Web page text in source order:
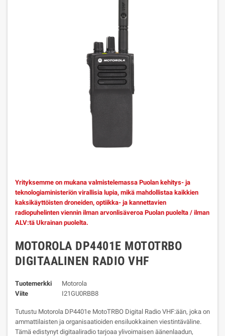
Yrityksemme on mukana valmistelemassa Puolan kehitys- ja
teknologiaministeriön virallisia lupia, mikä mahdollistaa kaikkien
kaksikäyttöisten droneiden, optiikka- ja kannettavien
radiopuhelinten viennin ilman arvonlisäveroa Puolan puolelta / ilman
ALV:tä Ukrainan puolelta.
MOTOROLA DP4401E MOTOTRBO
DIGITAALINEN RADIO VHF
Tuotemerkki
Motorola
Viite
I21GU0RBB8
Tutustu Motorola DP4401e MotoTRBO Digital Radio VHF:ään, joka on
ammattilaisten ja organisaatioiden ensiluokkainen viestintäväline.
Tämä edistynyt digitaaliradio tarjoaa ylivoimaisen äänenlaadun,